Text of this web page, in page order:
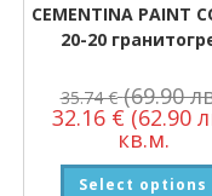
CEMENTINA PAINT
20-20
35.74€ (69.90
32.16 € (62.90
кв.м.
Select options